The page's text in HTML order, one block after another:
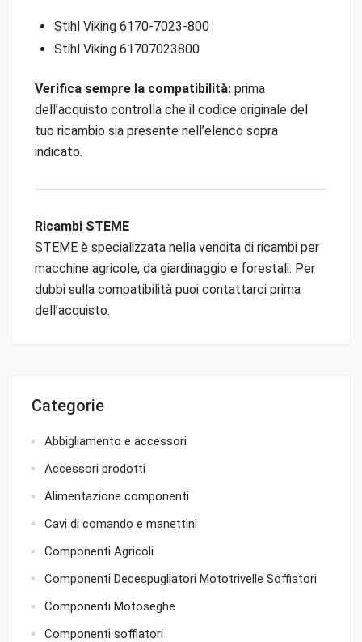
Categorie
Abbigliamento e accessori
Accessori prodotti
Alimentazione componenti
Cavi di comando e manettini
Componenti Agricoli
Componenti Decespugliatori Mototrivelle Soffiatori
Componenti Motoseghe
Componenti soffiatori
Stihl Viking 6170-7023-800
Stihl Viking 61707023800
Verifica sempre la compatibilità: prima
dell’acquisto controlla che il codice originale del
tuo ricambio sia presente nell’elenco sopra
indicato.
Ricambi STEME
STEME è specializzata nella vendita di ricambi per
macchine agricole, da giardinaggio e forestali. Per
dubbi sulla compatibilità puoi contattarci prima
dell’acquisto.